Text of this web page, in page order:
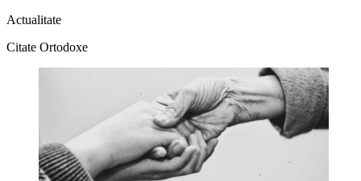
Actualitate
Citate Ortodoxe